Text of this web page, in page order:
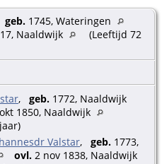
geb. 1745, Wateringen
Naaldwijk
(Leeftijd 72
, geb. 1772, Naaldwijk
1850, Naaldwijk
Valstar, geb. 1773,
ovl. 2 nov 1838, Naaldwijk